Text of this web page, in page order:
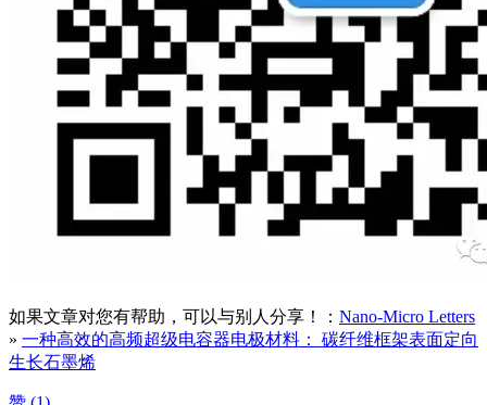
如果文章对您有帮助，可以与别人分享！： Nano-Micro Letters
» 一种高效的高频超级电容器电极材料： 碳纤维框架表面定向
生长石墨烯